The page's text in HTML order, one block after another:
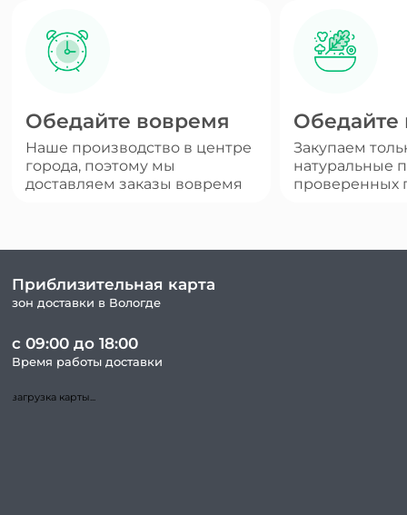
Обедайте вовремя
Наше производство в центре
города, поэтому мы
доставляем заказы вовремя
Обедайте
Закупаем
натуральные
проверенных
Приблизительная карта
зон доставки в Вологде
с 09:00 до 18:00
Время работы доставки
загрузка карты...